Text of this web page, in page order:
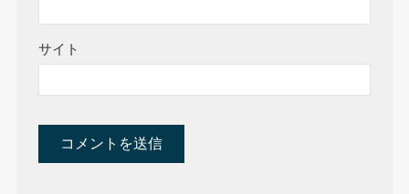
サイト